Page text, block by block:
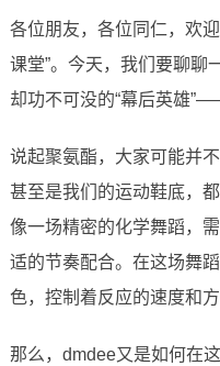
各位朋友，各位同仁，欢
课堂”。今天，我们要聊聊
却功不可没的“幕后英雄
说起聚氨酯，大家可能并
甚至是我们的运动鞋底，
像一场精密的化学舞蹈，
适的节奏配合。在这场舞
色，控制着反应的速度和方
那么，dmdee又是如何在